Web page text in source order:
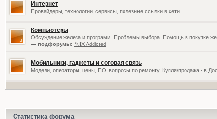
Интернет
Провайдеры, технологии, сервисы, полезные ссылки в сети.
Компьютеры
Обсуждение железа и программ. Проблемы выбора. Помощь в покупке
— подфорумы: *NIX Addicted
Мобильники, гаджеты и сотовая связь
Модели, операторы, цены, ПО, вопросы по ремонту. Купля/продажа - в
Статистика форума